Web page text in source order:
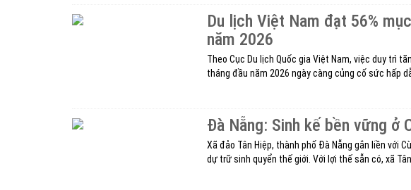
Du lịch Việt Nam đạt 56%
năm 2026
Theo Cục Du lịch Quốc gia Việt Nam, việc duy trì
tháng đầu năm 2026 ngày càng củng cố sức hấp
Đà Nẵng: Sinh kế bền vững ở
Xã đảo Tân Hiệp, thành phố Đà Nẵng gắn liền với
dự trữ sinh quyển thế giới. Với lợi thế sẵn có, xã Tân